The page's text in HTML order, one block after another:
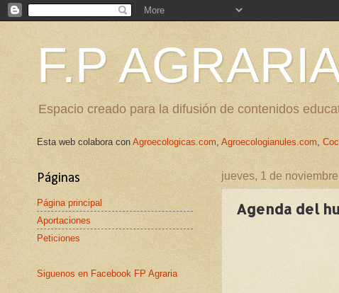
F.P
Espacio creado para la difusión de contenidos
Esta web colabora con Agroecologicas.com, Agroecologianules.com,
jueves, 1 de
Agenda del
Páginas
Página principal
Aportaciones
Peticiones
Siguenos en Facebook FP Agraria